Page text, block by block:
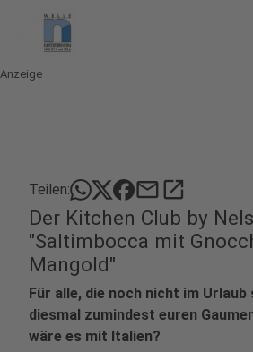
Anzeige
Teilen: mailopen_in_new
Der Kitchen Club by
"Saltimbocca mit
Mangold"
Für alle, die noch nicht im
diesmal zumindest euren
wäre es mit Italien?